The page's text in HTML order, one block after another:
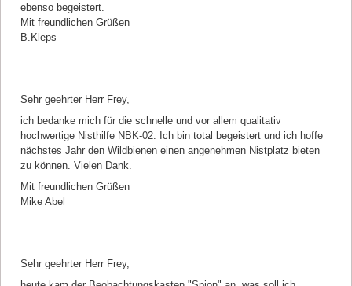
ebenso begeistert.
Mit freundlichen Grüßen
B.Kleps
Sehr geehrter Herr Frey,
ich bedanke mich für die schnelle und vor allem qualitativ
hochwertige Nisthilfe NBK-02. Ich bin total begeistert und ich hoffe
nächstes Jahr den Wildbienen einen angenehmen Nistplatz bieten
zu können. Vielen Dank.
Mit freundlichen Grüßen
Mike Abel
Sehr geehrter Herr Frey,